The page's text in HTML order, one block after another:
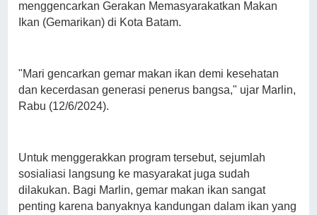
menggencarkan Gerakan Memasyarakatkan Makan
Ikan (Gemarikan) di Kota Batam.
"Mari gencarkan gemar makan ikan demi kesehatan
dan kecerdasan generasi penerus bangsa," ujar Marlin,
Rabu (12/6/2024).
Untuk menggerakkan program tersebut, sejumlah
sosialiasi langsung ke masyarakat juga sudah
dilakukan. Bagi Marlin, gemar makan ikan sangat
penting karena banyaknya kandungan dalam ikan yang